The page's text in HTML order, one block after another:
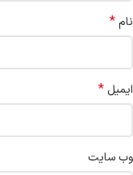
نام*
ایمیل *
وب‌ سایت